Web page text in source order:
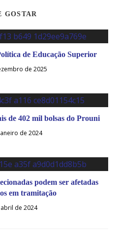
GOSTAR
de Educação Superior
de 2025
de 402 mil bolsas do Prouni
de 2024
podem ser afetadas
em tramitação
de 2024